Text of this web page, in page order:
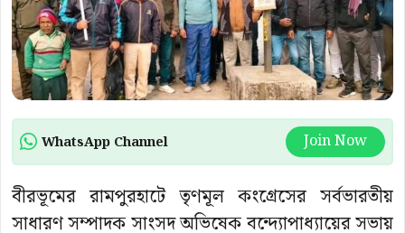
WhatsApp Channel Join Now
বীরভূমের রামপুরহাটে তৃণমূল কংগ্রেসের সর্বভারতীয়
সাধারণ সম্পাদক সাংসদ অভিষেক বন্দ্যোপাধ্যায়ের সভায়